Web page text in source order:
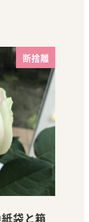
断捨離
袋と箱